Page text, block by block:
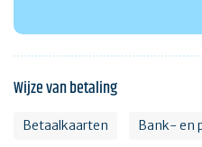
Wijze van betaling
Betaalkaarten Bank- en